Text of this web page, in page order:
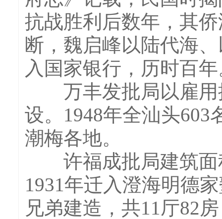
抗战胜利后数年，其
断，魏启峰以陆代海
入国家银行，历时百
万丰发批局以雇用
设。1948年全汕头603
潮梅各地。
许福成批局建筑面
1931年迁入澄海明德
兄弟建造，共11厅82